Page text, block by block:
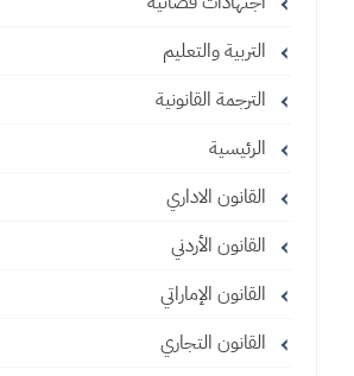
التربية والتعليم
الترجمة القانونية
الرئيسية
القانون الاداري
القانون الأردني
القانون الإماراتي
القانون التجاري